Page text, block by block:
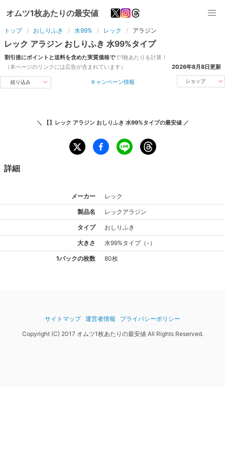
オムツ1枚あたりの最安値
トップ おしりふき 水99% レック アラジン
レック アラジン おしりふき 水99%タイプ
割引後にポイントと送料を含めた実質価格でで1枚あたりを計算！
（本ページのリンクには広告が含まれています）
2026年8月8日更新
絞り込み キャンペーン情報 ショップ
＼ 【】レック アラジン おしりふき 水99%タイプの最安値 ／
詳細
メーカー レック
製品名 レック アラジン
タイプ おしりふき
大きさ 水99%タイプ（ - ）
1パックの枚数 80枚
サイトマップ 運営者情報
プライバシーポリシー
Copyright (C) 2017 オムツ1枚あたりの最安値 All Rights Reserved.